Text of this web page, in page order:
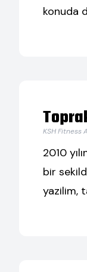
konuda
KSH Fitness
2010
bir
yazilim,